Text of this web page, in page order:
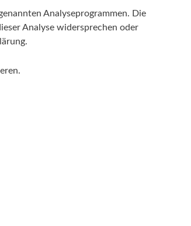
Analyseprogrammen. Die
Analyse widersprechen oder